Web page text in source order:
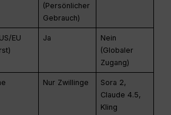
(Persönlicher
Gebrauch)
EU
Ja
Nein
(Globaler
Zugang)
Nur Zwillinge
Sora 2,
Claude 4.5,
Kling